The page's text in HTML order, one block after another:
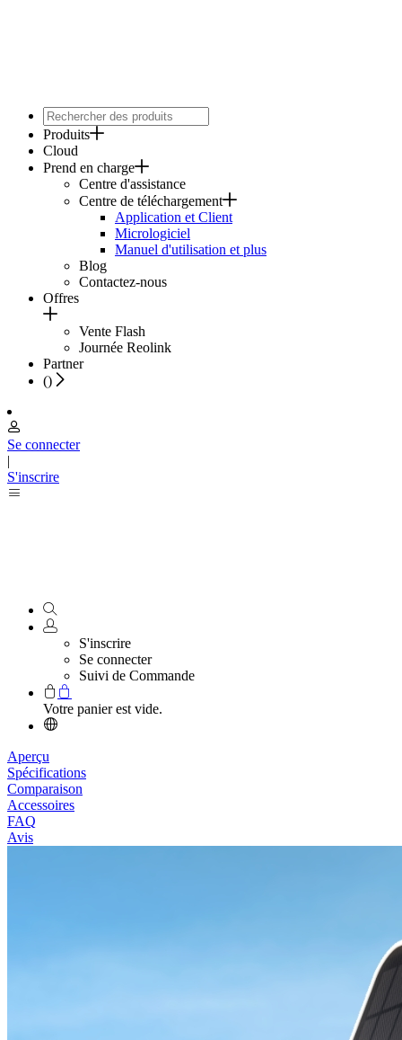
Produits
Cloud
Prend en charge
Centre d'assistance
Centre de téléchargement
Application et Client
Micrologiciel
Manuel d'utilisation et plus
Blog
Contactez-nous
Offres
Vente Flash
Journée Reolink
Partner
()
Se connecter
|
S'inscrire
S'inscrire
Se connecter
Suivi de Commande
Votre panier est vide.
Aperçu
Spécifications
Comparaison
Accessoires
FAQ
Avis